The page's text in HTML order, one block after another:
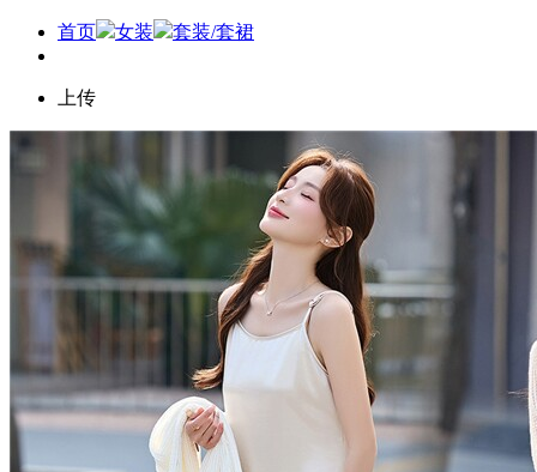
首页 女装 套装/套裙
上传